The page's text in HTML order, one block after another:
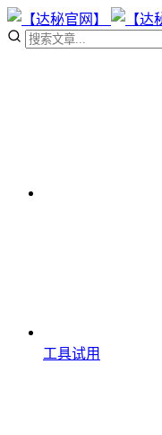
工具试用